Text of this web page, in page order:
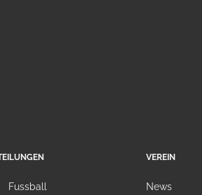
Fussball
VEREIN
News